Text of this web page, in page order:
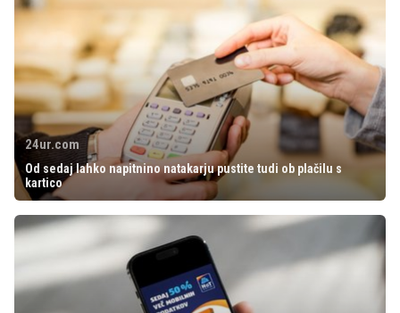
24ur.com
Od sedaj lahko napitnino natakarju pustite tudi ob plačilu s
kartico